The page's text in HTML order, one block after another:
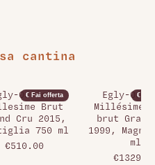
cantina
€ Fai offerta
Ouriet,
Brut
Cru 2015,
750 ml
€510.00
€ Fai
Egly-
Millésime
brut Grand
1999,
ml